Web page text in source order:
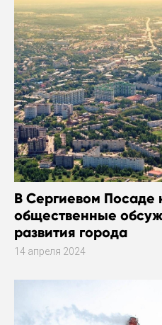
В Сергиевом Посаде
общественные
развития города
14 апреля 2024